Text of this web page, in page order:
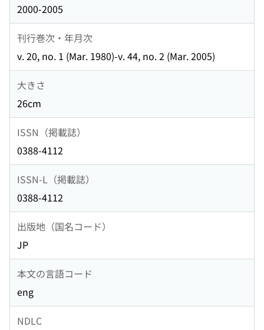
2000-2005
刊行巻次・年月次
v. 20, no. 1 (Mar. 1980)-v. 44, no. 2 (Mar. 2005)
大きさ
26cm
ISSN（掲載誌）
0388-4112
ISSN-L（掲載誌）
0388-4112
出版地（国名コード）
JP
本文の言語コード
eng
NDLC